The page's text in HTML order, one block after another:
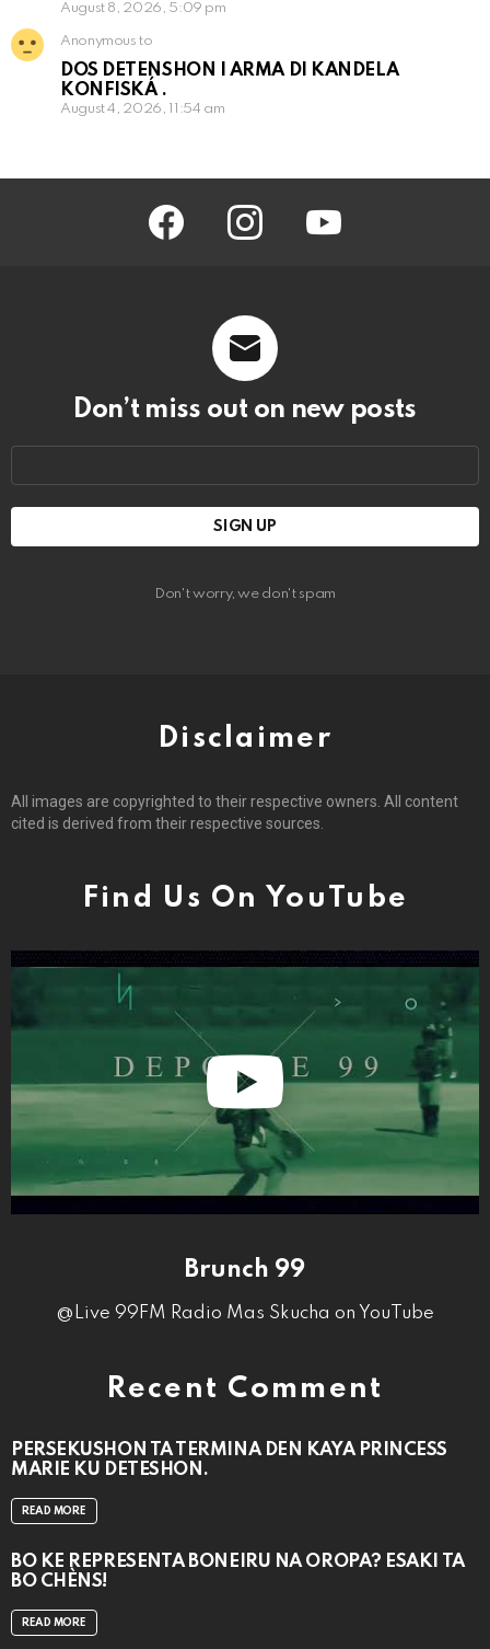
August 8, 2026, 5:09 pm
Anonymous to
DOS DETENSHON I ARMA DI KANDELA
KONFISKÁ .
August 4, 2026, 11:54 am
facebook instagram youtube
Don’t miss out on new posts
Don't worry, we don't spam
Disclaimer
All images are copyrighted to their respective owners. All content
cited is derived from their respective sources.
Find Us On YouTube
Brunch 99
@Live 99FM Radio Mas Skucha on YouTube
Recent Comment
PERSEKUSHON TA TERMINA DEN KAYA PRINCESS
MARIE KU DETESHON.
READ MORE
BO KE REPRESENTÁ BONEIRU NA OROPA? ESAKI TA
BO CHÈNS!
READ MORE